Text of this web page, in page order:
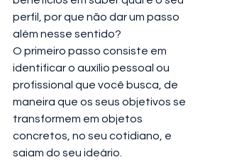
perfil, por que não dar um passo
além nesse sentido?
O primeiro passo consiste em
identificar o auxílio pessoal ou
profissional que você busca, de
maneira que os seus objetivos se
transformem em objetos
concretos, no seu cotidiano, e
saiam do seu ideário.